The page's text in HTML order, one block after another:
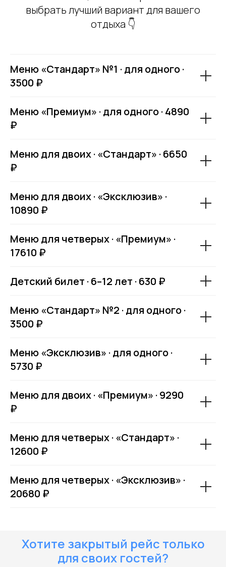
выбрать лучший вариант для вашего
отдыха 👇
Меню «Стандарт» №1 · для одного ·
3500 ₽
Меню «Премиум» · для одного · 4890
₽
Меню для двоих · «Стандарт» · 6650
₽
Меню для двоих · «Эксклюзив» ·
10890 ₽
Меню для четверых · «Премиум» ·
17610 ₽
Детский билет · 6–12 лет · 630 ₽
Меню «Стандарт» №2 · для одного ·
3500 ₽
Меню «Эксклюзив» · для одного ·
5730 ₽
Меню для двоих · «Премиум» · 9290
₽
Меню для четверых · «Стандарт» ·
12600 ₽
Меню для четверых · «Эксклюзив» ·
20680 ₽
Хотите закрытый рейс только
для своих гостей?